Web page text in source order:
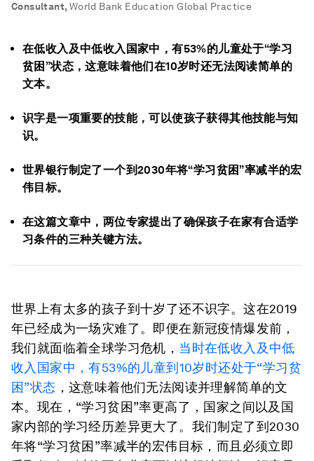
Consultant, World Bank Education Global Practice
在低收入及中低收入国家中，有53%的儿童处于“学习
贫困”状态，这意味着他们在10岁时还无法阅读简单的
文本。
识字是一项重要的技能，可以使孩子获得其他技能与知
识。
世界银行制定了一个到2030年将“学习贫困”率减半的宏
伟目标。
在这篇文章中，两位专家提出了确保孩子在家有合适学
习条件的三种关键方法。
世界上有太多的孩子到十岁了还不识字。这在2019
年已经成为一场灾难了。即便在新冠疫情爆发前，
我们就面临着全球学习危机， 当时在低收入及中低
收入国家中，有53%的儿童到10岁时还处于“学习贫
困”状态 ，这意味着他们无法阅读并理解简单的文
本。现在，“学习贫困”率更高了，国家之间以及国
家内部的学习经历差异更大了。我们制定了到2030
年将“学习贫困”率减半的宏伟目标，而且必须立即